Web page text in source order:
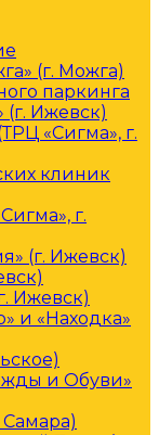
(г. Можга)
паркинга
Ижевск)
«Сигма», г.
клиник
г.
(г. Ижевск)
Ижевск)
и «Находка»
и Обуви»